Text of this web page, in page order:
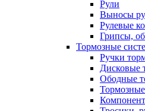
Рули
Выносы
Рулевые
Грипсы,
Тормозные
Ручки
Дисковые
Ободные